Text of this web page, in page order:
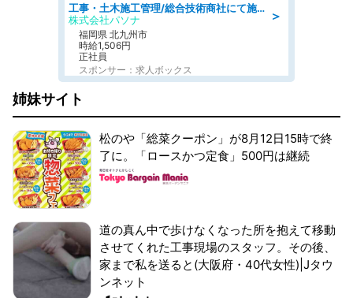
＞
工事・土木施工管理/総合技術商社にて施工管理のお仕事/即日勤務可/車通勤可/工事・土木施工管理/生産・品質管理
株式会社パソナ
福岡県 北九州市
時給1,506円
正社員
スポンサー：求人ボックス
姉妹サイト
松のや「総菜クーポン」が8月12日15時で終
了に。「ロースかつ定食」500円は継続
道の真ん中で歩けなくなった所を抱えて移動
させてくれた工事現場のスタッフ。その後、
家まで私を送ると(大阪府・40代女性)|Jタウ
ンネット